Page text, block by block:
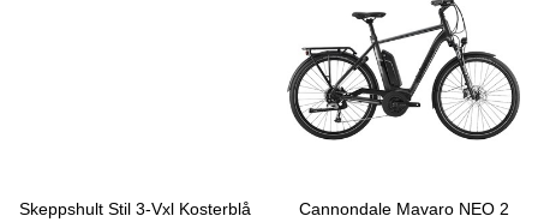
Skeppshult Stil 3-Vxl Kosterblå
Cannondale Mavaro NEO 2